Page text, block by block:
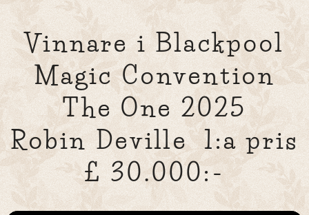
Vinnare i Blackpool
Magic Convention
The One 2025
Robin Deville 1:a pris
£ 30.000:-